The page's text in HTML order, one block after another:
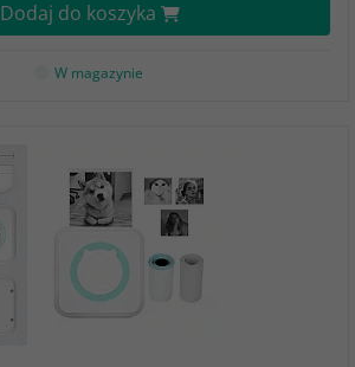
Dodaj do koszyka
W magazynie